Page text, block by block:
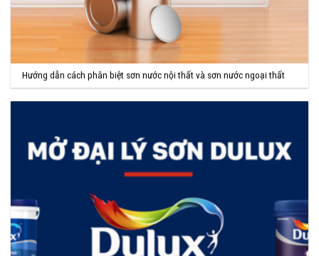
Hướng dẫn cách phân biệt sơn nước nội thất và sơn nước ngoại thất